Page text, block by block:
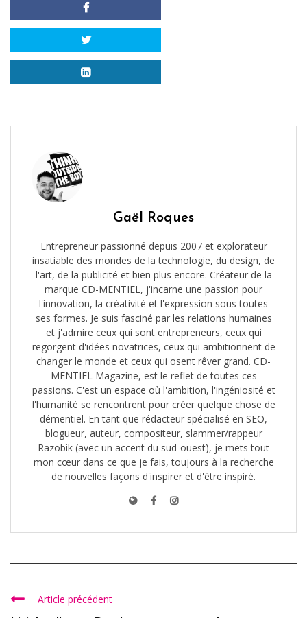
Gaël Roques
Entrepreneur passionné depuis 2007 et explorateur
insatiable des mondes de la technologie, du design, de
l'art, de la publicité et bien plus encore. Créateur de la
marque CD-MENTIEL, j'incarne une passion pour
l'innovation, la créativité et l'expression sous toutes
ses formes. Je suis fasciné par les relations humaines
et j'admire ceux qui sont entrepreneurs, ceux qui
regorgent d'idées novatrices, ceux qui ambitionnent de
changer le monde et ceux qui osent rêver grand. CD-
MENTIEL Magazine, est le reflet de toutes ces
passions. C'est un espace où l'ambition, l'ingéniosité et
l'humanité se rencontrent pour créer quelque chose de
démentiel. En tant que rédacteur spécialisé en SEO,
blogueur, auteur, compositeur, slammer/rappeur
Razobik (avec un accent du sud-ouest), je mets tout
mon cœur dans ce que je fais, toujours à la recherche
de nouvelles façons d'inspirer et d'être inspiré.
Article précédent